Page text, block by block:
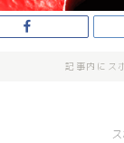
記事内にス